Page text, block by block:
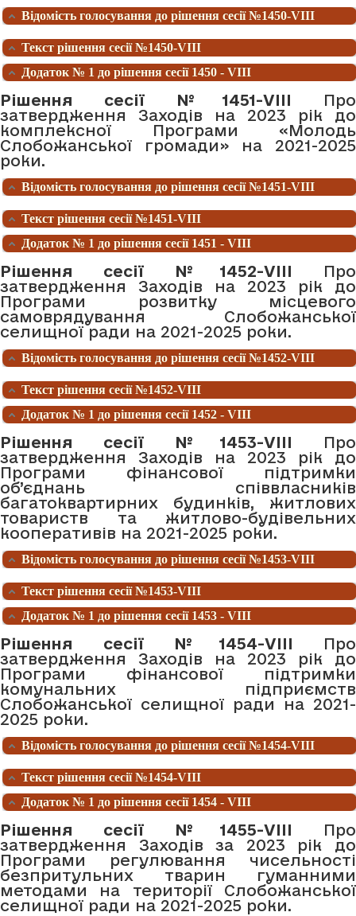
Відомість голосування до рішення сесії №1450-VIII
Текст рішення сесії №1450-VIII
Додаток № 1 до рішення сесії 1450 - VIII
Рішення сесії №1451-VIII Про
затвердження Заходів на 2023 рік до
комплексної Програми «Молодь
Слобожанської громади» на 2021-2025
роки.
Відомість голосування до рішення сесії №1451-VIII
Текст рішення сесії №1451-VIII
Додаток № 1 до рішення сесії 1451 - VIII
Рішення сесії №1452-VIII Про
затвердження Заходів на 2023 рік до
Програми розвитку місцевого
самоврядування Слобожанської
селищної ради на 2021-2025 роки.
Відомість голосування до рішення сесії №1452-VIII
Текст рішення сесії №1452-VIII
Додаток № 1 до рішення сесії 1452 - VIII
Рішення сесії №1453-VIII Про
затвердження Заходів на 2023 рік до
Програми фінансової підтримки
об’єднань співвласників
багатоквартирних будинків, житлових
товариств та житлово-будівельних
кооперативів на 2021-2025 роки.
Відомість голосування до рішення сесії №1453-VIII
Текст рішення сесії №1453-VIII
Додаток № 1 до рішення сесії 1453 - VIII
Рішення сесії №1454-VIII Про
затвердження Заходів на 2023 рік до
Програми фінансової підтримки
комунальних підприємств
Слобожанської селищної ради на 2021-
2025 роки.
Відомість голосування до рішення сесії №1454-VIII
Текст рішення сесії №1454-VIII
Додаток № 1 до рішення сесії 1454 - VIII
Рішення сесії №1455-VIII Про
затвердження Заходів за 2023 рік до
Програми регулювання чисельності
безпритульних тварин гуманними
методами на території Слобожанської
селищної ради на 2021-2025 роки.